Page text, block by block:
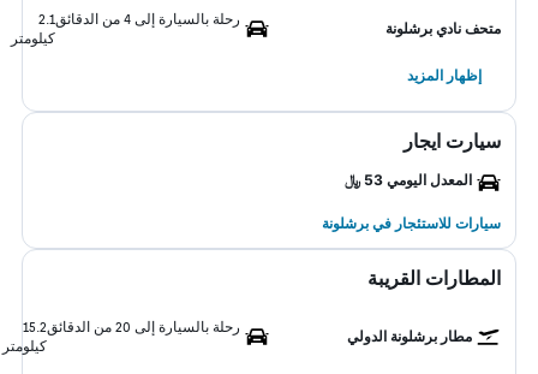
متحف نادي برشلونة
رحلة بالسيارة إلى 4 من الدقائق
2.1
كيلومتر
إظهار المزيد
سيارت ايجار
المعدل اليومي 53 ﷼
سيارات للاستئجار في برشلونة
المطارات القريبة
مطار برشلونة الدولي
رحلة بالسيارة إلى 20 من الدقائق
15.2
كيلومتر